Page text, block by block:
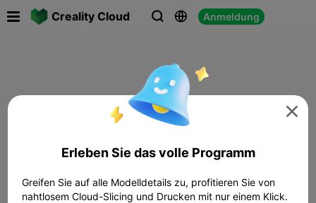
Creality Cloud   Anmeldung

Erleben Sie das volle Programm
Greifen Sie auf alle Modelldetails zu, profitieren Sie von
nahtlosem Cloud-Slicing und Drucken mit nur einem Klick.